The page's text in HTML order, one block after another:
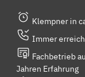
Klempner in
Immer
Fachbetrieb
Jahren Erfahrung